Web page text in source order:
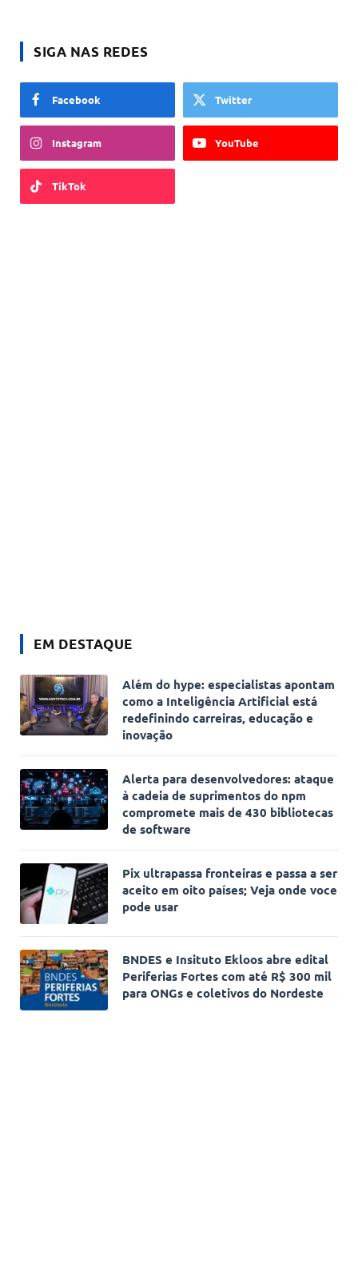
SIGA NAS REDES
Facebook Twitter
Instagram YouTube
TikTok
EM DESTAQUE
Além do hype: especialistas apontam
como a Inteligência Artificial está
redefinindo carreiras, educação e
inovação
Alerta para desenvolvedores: ataque
à cadeia de suprimentos do npm
compromete mais de 430 bibliotecas
de software
Pix ultrapassa fronteiras e passa a ser
aceito em oito países; Veja onde voce
pode usar
BNDES e Insituto Ekloos abre edital
Periferias Fortes com até R$ 300 mil
para ONGs e coletivos do Nordeste